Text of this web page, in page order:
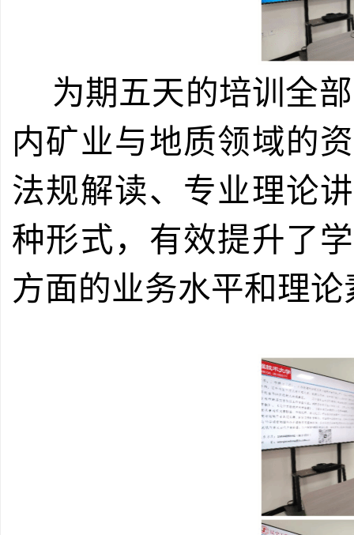
为期五天的培训全
内矿业与地质领域的
法规解读、专业理论
种形式，有效提升了
方面的业务水平和理论